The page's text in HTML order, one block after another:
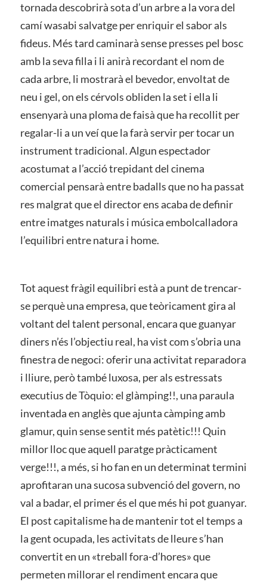
tornada descobrirà sota d’un arbre a la vora del
camí wasabi salvatge per enriquir el sabor als
fideus. Més tard caminarà sense presses pel bosc
amb la seva filla i li anirà recordant el nom de
cada arbre, li mostrarà el bevedor, envoltat de
neu i gel, on els cérvols obliden la set i ella li
ensenyarà una ploma de faisà que ha recollit per
regalar-li a un veí que la farà servir per tocar un
instrument tradicional. Algun espectador
acostumat a l’acció trepidant del cinema
comercial pensarà entre badalls que no ha passat
res malgrat que el director ens acaba de definir
entre imatges naturals i música embolcalladora
l’equilibri entre natura i home.
Tot aquest fràgil equilibri està a punt de trencar-
se perquè una empresa, que teòricament gira al
voltant del talent personal, encara que guanyar
diners n’és l’objectiu real, ha vist com s’obria una
finestra de negoci: oferir una activitat reparadora
i lliure, però també luxosa, per als estressats
executius de Tòquio: el glàmping!!, una paraula
inventada en anglès que ajunta càmping amb
glamur, quin sense sentit més patètic!!! Quin
millor lloc que aquell paratge pràcticament
verge!!!, a més, si ho fan en un determinat termini
aprofitaran una sucosa subvenció del govern, no
val a badar, el primer és el que més hi pot guanyar.
El post capitalisme ha de mantenir tot el temps a
la gent ocupada, les activitats de lleure s’han
convertit en un «treball fora-d’hores» que
permeten millorar el rendiment encara que